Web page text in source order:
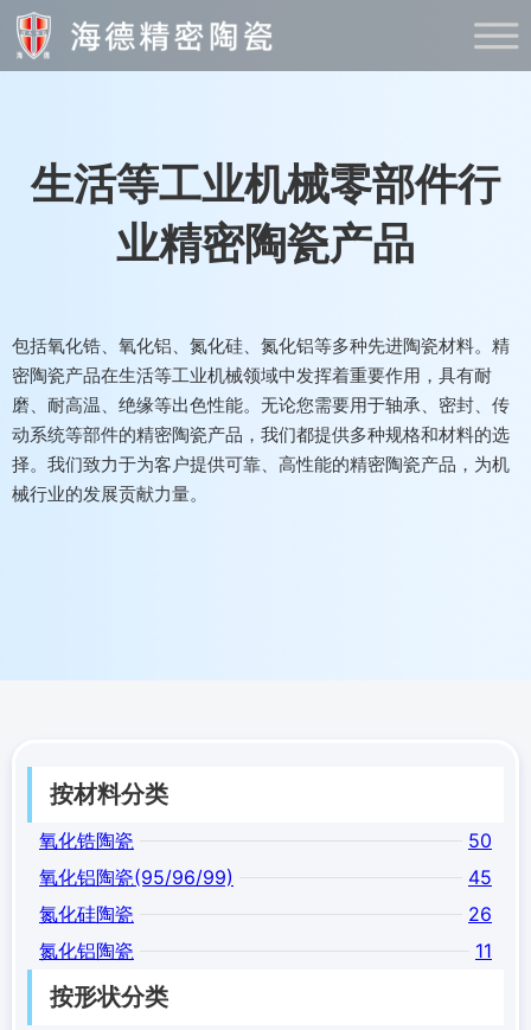
生活等工业机械零部件行
业精密陶瓷产品
包括氧化锆、氧化铝、氮化硅、氮化铝等多种先进陶瓷材料。精
密陶瓷产品在生活等工业机械领域中发挥着重要作用，具有耐
磨、耐高温、绝缘等出色性能。无论您需要用于轴承、密封、传
动系统等部件的精密陶瓷产品，我们都提供多种规格和材料的选
择。我们致力于为客户提供可靠、高性能的精密陶瓷产品，为机
械行业的发展贡献力量。
按材料分类
氧化锆陶瓷
50
氧化铝陶瓷(95/96/99)
45
氮化硅陶瓷
26
氮化铝陶瓷
11
按形状分类